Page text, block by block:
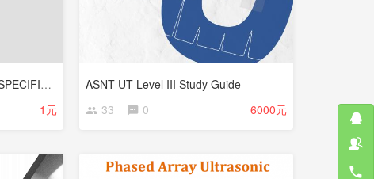
天聲工業股份有限公司 UT-3 SPECIFIC EXAM
1元
ASNT UT Level III Study Guide
33
0 6000元